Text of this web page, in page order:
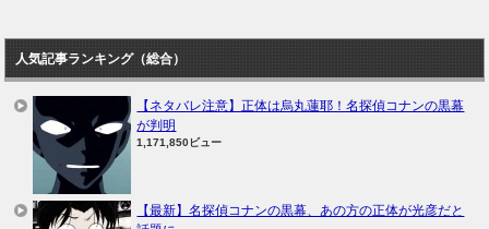
人気記事ランキング（総合）
【ネタバレ注意】正体は烏丸蓮耶！名探偵コナンの黒幕
が判明
1,171,850ビュー
【最新】名探偵コナンの黒幕、あの方の正体が光彦だと